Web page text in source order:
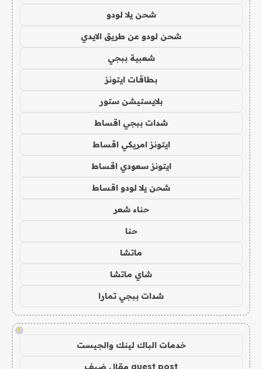
شحن يلا لودو
شحن لودو عن طريق الايدي
شعبية ببجي
بطاقات ايتونز
بلايستيشن ستور
شدات ببجي اقساط
ايتونز امريكي اقساط
ايتونز سعودي اقساط
شحن يلا لودو اقساط
حناء شعر
حنا
ماتشا
شاي ماتشا
شدات ببجي تمارا
!
خدمات الباك لينك والجيست
guest post مقال ضيف